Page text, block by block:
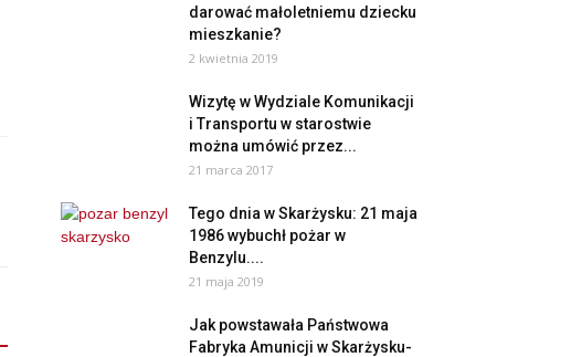
darować małoletniemu dziecku
mieszkanie?
2 kwietnia 2019
Wizytę w Wydziale Komunikacji
i Transportu w starostwie
można umówić przez...
21 marca 2017
Tego dnia w Skarżysku: 21 maja
1986 wybuchł pożar w
Benzylu....
21 maja 2019
Jak powstawała Państwowa
Fabryka Amunicji w Skarżysku-